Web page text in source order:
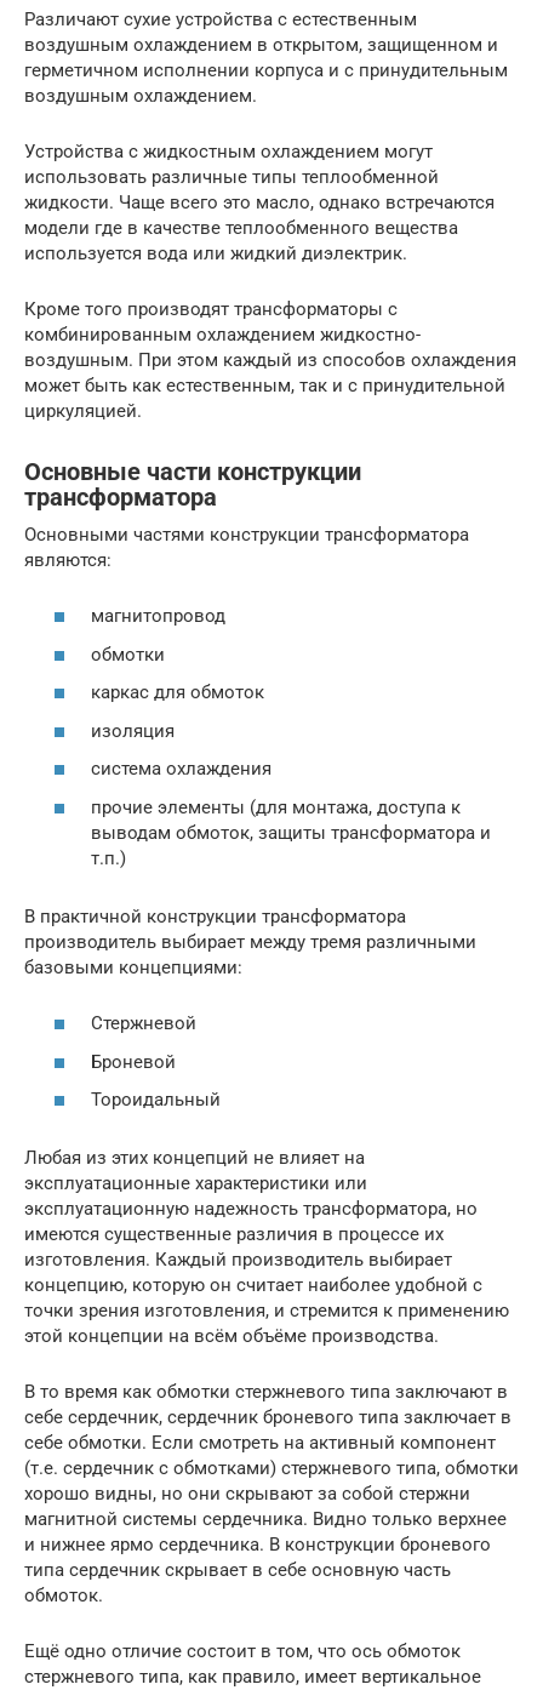
Различают сухие устройства с естественным
воздушным охлаждением в открытом, защищенном и
герметичном исполнении корпуса и с принудительным
воздушным охлаждением.
Устройства с жидкостным охлаждением могут
использовать различные типы теплообменной
жидкости. Чаще всего это масло, однако встречаются
модели где в качестве теплообменного вещества
используется вода или жидкий диэлектрик.
Кроме того производят трансформаторы с
комбинированным охлаждением жидкостно-
воздушным. При этом каждый из способов охлаждения
может быть как естественным, так и с принудительной
циркуляцией.
Основные части конструкции
трансформатора
Основными частями конструкции трансформатора
являются:
магнитопровод
обмотки
каркас для обмоток
изоляция
система охлаждения
прочие элементы (для монтажа, доступа к
выводам обмоток, защиты трансформатора и
т.п.)
В практичной конструкции трансформатора
производитель выбирает между тремя различными
базовыми концепциями:
Стержневой
Броневой
Тороидальный
Любая из этих концепций не влияет на
эксплуатационные характеристики или
эксплуатационную надежность трансформатора, но
имеются существенные различия в процессе их
изготовления. Каждый производитель выбирает
концепцию, которую он считает наиболее удобной с
точки зрения изготовления, и стремится к применению
этой концепции на всём объёме производства.
В то время как обмотки стержневого типа заключают в
себе сердечник, сердечник броневого типа заключает в
себе обмотки. Если смотреть на активный компонент
(т.e. сердечник с обмотками) стержневого типа, обмотки
хорошо видны, но они скрывают за собой стержни
магнитной системы сердечника. Видно только верхнее
и нижнее ярмо сердечника. В конструкции броневого
типа сердечник скрывает в себе основную часть
обмоток.
Ещё одно отличие состоит в том, что ось обмоток
стержневого типа, как правило, имеет вертикальное